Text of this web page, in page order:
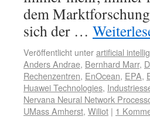
dem
sich der …
Veröffentlicht unterartificial
Anders Andrae, Bernhard Marr,
Rechenzentren, EnOcean, EPA,
Huawei Technologies,
Nervana Neural Network
UMass Amherst, Wiliot | 1